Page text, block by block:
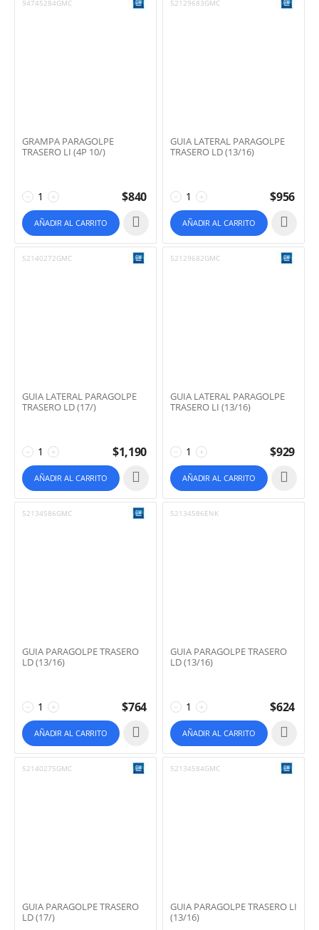
94745284GMC
GRAMPA PARAGOLPE
TRASERO LI (4P 10/)
+
− $840
AÑADIR AL CARRITO
52129683GMC
GUIA LATERAL PARAGOLPE
TRASERO LD (13/16)
+
− $956
AÑADIR AL CARRITO
52140272GMC
GUIA LATERAL PARAGOLPE
TRASERO LD (17/)
+
− $1,190
AÑADIR AL CARRITO
52129682GMC
GUIA LATERAL PARAGOLPE
TRASERO LI (13/16)
+
− $929
AÑADIR AL CARRITO
52134586GMC
GUIA PARAGOLPE TRASERO
LD (13/16)
+
− $764
AÑADIR AL CARRITO
52134586ENK
GUIA PARAGOLPE TRASERO
LD (13/16)
+
− $624
AÑADIR AL CARRITO
52140275GMC
GUIA PARAGOLPE TRASERO
LD (17/)
52134584GMC
GUIA PARAGOLPE TRASERO LI
(13/16)